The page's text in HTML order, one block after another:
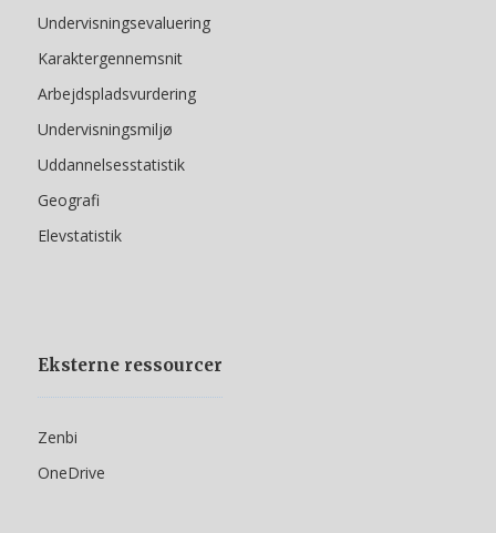
Undervisningsevaluering
Karaktergennemsnit
Arbejdspladsvurdering
Undervisningsmiljø
Uddannelsesstatistik
Geografi
Elevstatistik
Eksterne ressourcer
Zenbi
OneDrive